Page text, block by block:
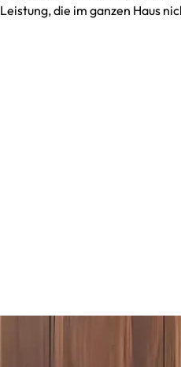
Leistung, die im ganzen Haus